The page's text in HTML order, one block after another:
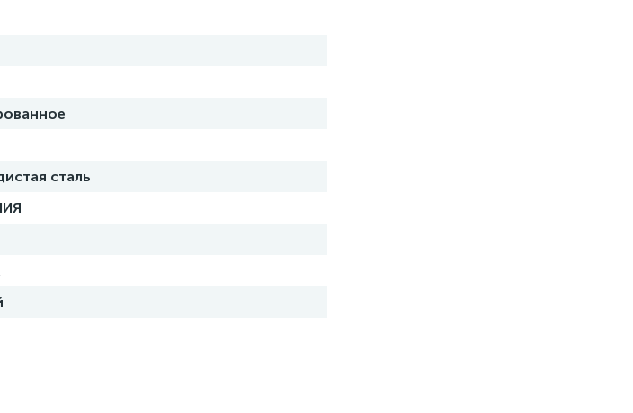
сталь